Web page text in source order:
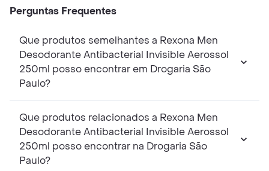
Perguntas Frequentes
Que produtos semelhantes a Rexona Men
Desodorante Antibacterial Invisible Aerossol
250ml posso encontrar em Drogaria São
Paulo?
Que produtos relacionados a Rexona Men
Desodorante Antibacterial Invisible Aerossol
250ml posso encontrar na Drogaria São
Paulo?